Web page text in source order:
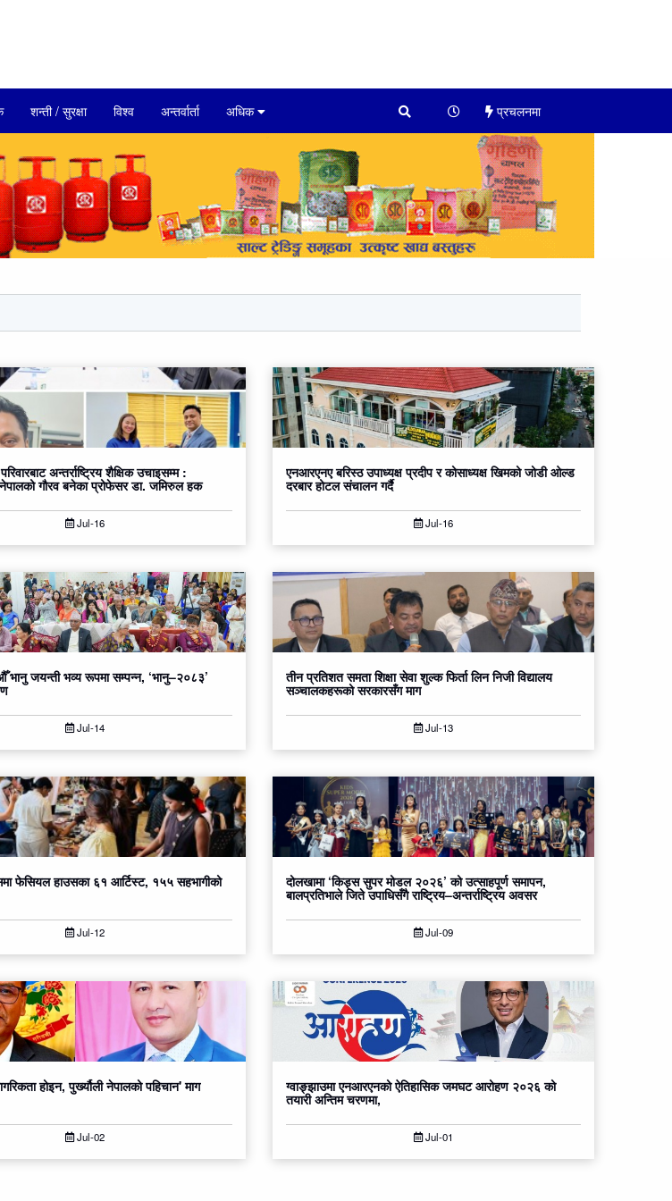
शन्ती / सुरक्षा विश्व अन्तर्वार्ता अधिक प्रचलनमा
अन्तर्राष्ट्रिय शैक्षिक उचाइसम्म :
नेपालको गौरव बनेका प्रोफेसर डा. जमिरुल हक
Jul-16
एनआरएनए बरिस्ठ उपाध्यक्ष प्रदीप र कोसाध्यक्ष खिमको जोडी ओल्ड
दरबार होटल संचालन गर्दै
Jul-16
जयन्ती भव्य रूपमा सम्पन्न, ‘भानु–२०८३’
Jul-14
तीन प्रतिशत समता शिक्षा सेवा शुल्क फिर्ता लिन निजी विद्यालय
सञ्चालकहरूको सरकारसँग माग
Jul-13
फेसियल हाउसका ६१ आर्टिस्ट, १५५ सहभागीको
Jul-12
दोलखामा ‘किड्स सुपर मोडल २०२६’ को उत्साहपूर्ण समापन,
बालप्रतिभाले जिते उपाधिसँगै राष्ट्रिय–अन्तर्राष्ट्रिय अवसर
Jul-09
होइन, पुर्ख्यौली नेपालको पहिचान' माग
Jul-02
ग्वाङ्झाउमा एनआरएनको ऐतिहासिक जमघट आरोहण २०२६ को
तयारी अन्तिम चरणमा,
Jul-01